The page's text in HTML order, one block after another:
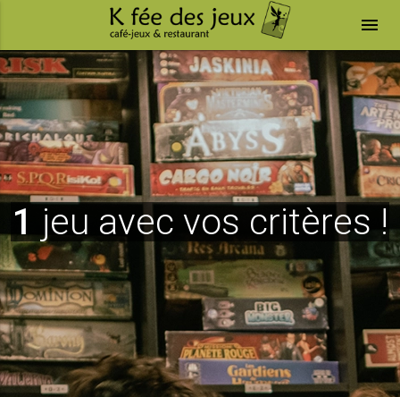
menu
1 jeu avec vos critères !